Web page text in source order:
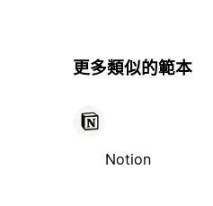
更多類似的範本
Notion